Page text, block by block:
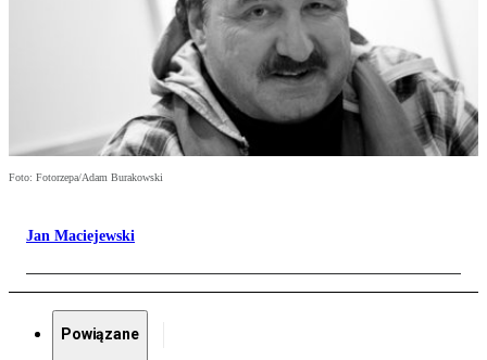
Foto: Fotorzepa/Adam Burakowski
Jan Maciejewski
Powiązane